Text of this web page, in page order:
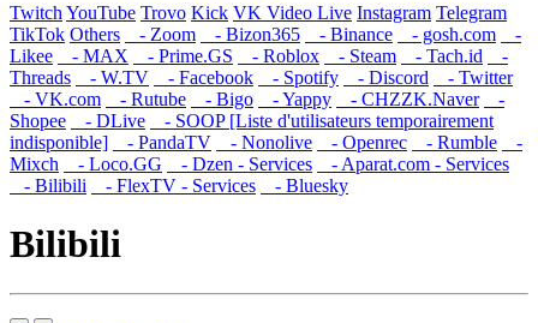
Twitch YouTube Trovo Kick VK Video Live Instagram Telegram
TikTok Others - Zoom - Bizon365 - Binance - gosh.com
-
Likee
- MAX - Prime.GS - Roblox - Steam - Tach.id
-
Threads
- W.TV - Facebook - Spotify - Discord
- Twitter
- VK.com
- Rutube - Bigo - Yappy - CHZZK.Naver
-
Shopee
- DLive
- SOOP [Liste d'utilisateurs temporairement
indisponible]
- PandaTV - Nonolive - Openrec - Rumble
-
Mixch
- Loco.GG - Dzen - Services
- Aparat.com - Services
- Bilibili
- FlexTV - Services - Bluesky
Bilibili